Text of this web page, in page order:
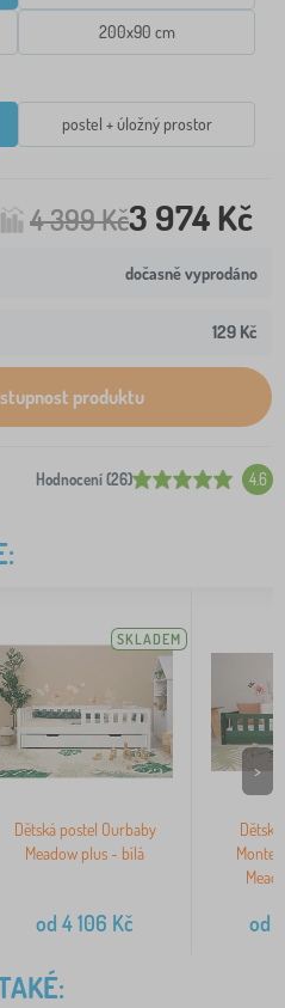
200x90 cm
postel + úložný prostor
4 399 Kč3 974 Kč
dočasně vyprodáno
129 Kč
produktu
Hodnocení (26) 4.6
SKLADEM
Dětská postel Ourbaby
Meadow plus - bílá
od 4 106 Kč od
>